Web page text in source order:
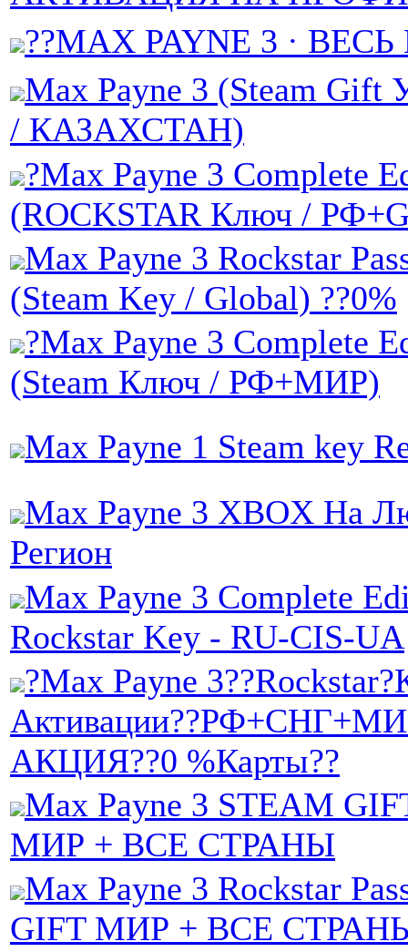
??MAX PAYNE 3 ·
Max Payne 3 (Steam
/ КАЗАХСТАН)
?Max Payne 3 Complete
(ROCKSTAR Ключ /
Max Payne 3 Rockstar
(Steam Key / Global) ??0%
?Max Payne 3 Complete
(Steam Ключ / РФ+МИР)
Max Payne 1 Steam key
Max Payne 3 XBOX На
Регион
Max Payne 3 Complete
Rockstar Key - RU-CIS-UA
?Max Payne
АКЦИЯ??0 %Карты??
Max Payne 3 STEAM
МИР + ВСЕ СТРАНЫ
Max Payne 3 Rockstar
GIFT МИР + ВСЕ